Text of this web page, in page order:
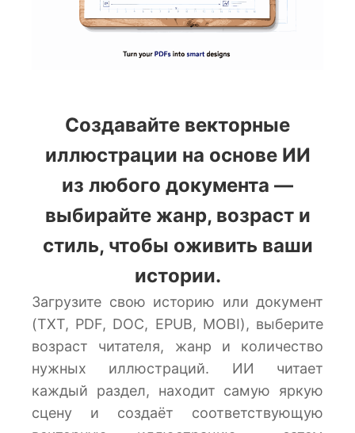
Создавайте векторные
иллюстрации на основе ИИ
из любого документа —
выбирайте жанр, возраст и
стиль, чтобы оживить ваши
истории.
Загрузите свою историю или документ
(TXT, PDF, DOC, EPUB, MOBI), выберите
возраст читателя, жанр и количество
нужных иллюстраций. ИИ читает
каждый раздел, находит самую яркую
сцену и создаёт соответствующую